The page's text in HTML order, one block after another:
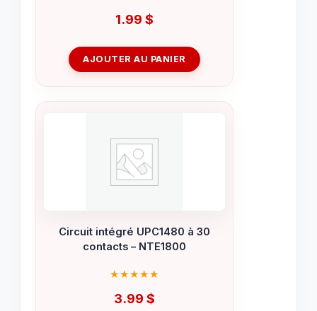
1.99 $
AJOUTER AU PANIER
Circuit intégré UPC1480 à 30
contacts – NTE1800
3.99 $